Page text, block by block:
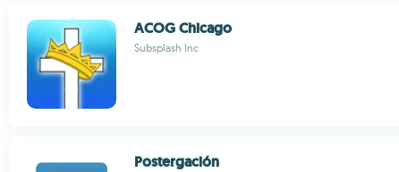
ACOG Chicago
Subsplash Inc
Postergación